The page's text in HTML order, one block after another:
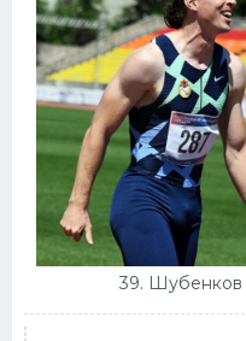
39. Шубенков